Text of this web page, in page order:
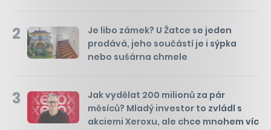
2
Je libo zámek? U Žatce se jeden
prodává, jeho součástí je i sýpka
nebo sušárna chmele
3
Jak vydělat 200 milionů za pár
měsíců? Mladý investor to zvládl s
akciemi Xeroxu, ale chce mnohem víc